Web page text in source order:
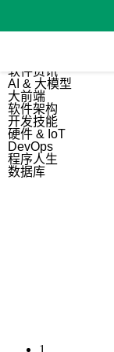
软件资讯
AI & 大模型
大前端
软件架构
开发技能
硬件 & IoT
DevOps
程序人生
数据库
1